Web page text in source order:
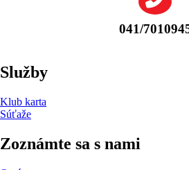
041/
Služby
Klub karta
Súťaže
Zoznámte sa s nami